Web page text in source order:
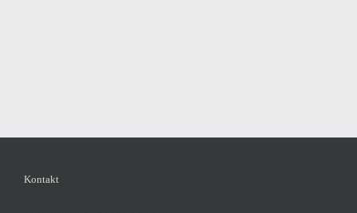
Kontakt